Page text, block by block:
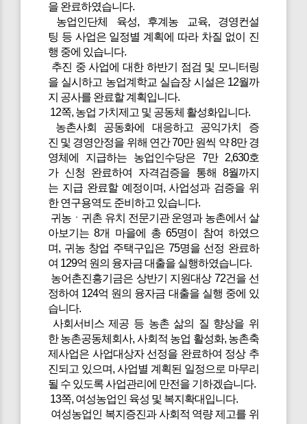
을 완료하였습니다.
농업인단체 육성, 후계농 교육, 경영컨설
팅 등 사업은 일정별 계획에 따라 차질 없이 진
행 중에 있습니다.
추진 중 사업에 대한 하반기 점검 및 모니터링
을 실시하고 농업계학교 실습장 시설은 12월까
지 공사를 완료할 계획입니다.
12쪽, 농업 가치제고 및 공동체 활성화입니다.
농촌사회 공동화에 대응하고 공익가치 증
진 및 경영안정을 위해 연간 70만 원씩 약 8만 경
영체에 지급하는 농업인수당은 7만 2,630호
가 신청 완료하여 자격검증을 통해 8월까지
는 지급 완료할 예정이며, 사업성과 검증을 위
한 연구용역도 준비하고 있습니다.
귀농ㆍ귀촌 유치 전문기관 운영과 농촌에서 살
아보기는 8개 마을에 총 65명이 참여 하였으
며, 귀농 창업 주택구입은 75명을 선정 완료하
여 129억 원의 융자금 대출을 실행하였습니다.
농어촌진흥기금은 상반기 지원대상 72건을 선
정하여 124억 원의 융자금 대출을 실행 중에 있
습니다.
사회서비스 제공 등 농촌 삶의 질 향상을 위
한 농촌공동체회사, 사회적 농업 활성화, 농촌축
제사업은 사업대상자 선정을 완료하여 정상 추
진되고 있으며, 사업별 계획된 일정으로 마무리
될 수 있도록 사업관리에 만전을 기하겠습니다.
13쪽, 여성농업인 육성 및 복지확대입니다.
여성농업인 복지증진과 사회적 역량 제고를 위